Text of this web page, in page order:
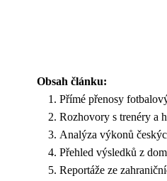
Obsah článku:
Přímé přenosy
Rozhovory s trenéry a
Analýza výkonů
Přehled výsledků z
Reportáže ze